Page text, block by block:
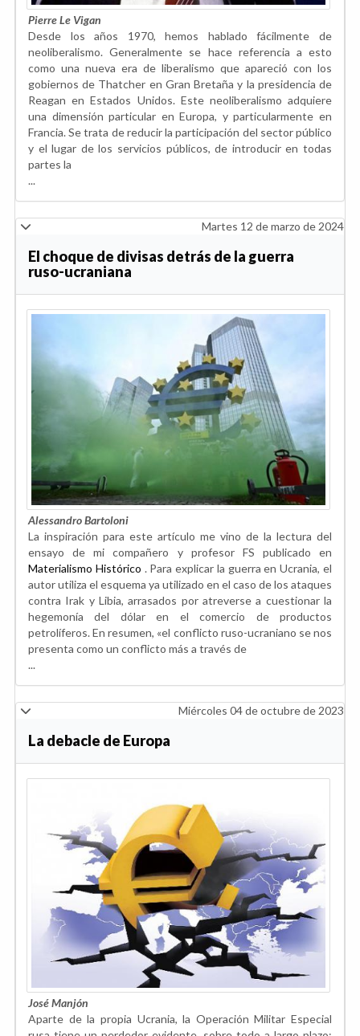
Pierre Le Vigan
Desde los años 1970, hemos hablado fácilmente de
neoliberalismo. Generalmente se hace referencia a esto
como una nueva era de liberalismo que apareció con los
gobiernos de Thatcher en Gran Bretaña y la presidencia de
Reagan en Estados Unidos. Este neoliberalismo adquiere
una dimensión particular en Europa, y particularmente en
Francia. Se trata de reducir la participación del sector público
y el lugar de los servicios públicos, de introducir en todas
partes la
...
Martes 12 de marzo de 2024
El choque de divisas detrás de la guerra
ruso-ucraniana
Alessandro Bartoloni
La inspiración para este artículo me vino de la lectura del
ensayo de mi compañero y profesor FS publicado en
Materialismo Histórico . Para explicar la guerra en Ucrania, el
autor utiliza el esquema ya utilizado en el caso de los ataques
contra Irak y Libia, arrasados ​​por atreverse a cuestionar la
hegemonía del dólar en el comercio de productos
petrolíferos. En resumen, «el conflicto ruso-ucraniano se nos
presenta como un conflicto más a través de
...
Miércoles 04 de octubre de 2023
La debacle de Europa
José Manjón
Aparte de la propia Ucrania, la Operación Militar Especial